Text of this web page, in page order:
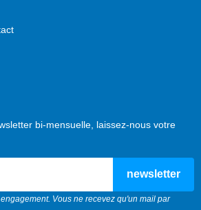
bi-mensuelle, laissez-nous votre
Vous ne recevez qu'un mail par